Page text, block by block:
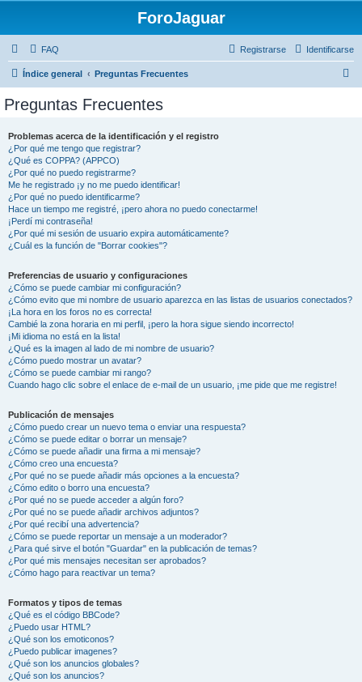
ForoJaguar
FAQ Identificarse
Registrarse
Índice general Preguntas Frecuentes
Preguntas Frecuentes
Problemas acerca de la identificación y el registro
¿Por qué me tengo que registrar?
¿Qué es COPPA? (APPCO)
¿Por qué no puedo registrarme?
Me he registrado ¡y no me puedo identificar!
¿Por qué no puedo identificarme?
Hace un tiempo me registré, ¡pero ahora no puedo conectarme!
¡Perdí mi contraseña!
¿Por qué mi sesión de usuario expira automáticamente?
¿Cuál es la función de "Borrar cookies"?
Preferencias de usuario y configuraciones
¿Cómo se puede cambiar mi configuración?
¿Cómo evito que mi nombre de usuario aparezca en las listas de usuarios conectados?
¡La hora en los foros no es correcta!
Cambié la zona horaria en mi perfil, ¡pero la hora sigue siendo incorrecto!
¡Mi idioma no está en la lista!
¿Qué es la imagen al lado de mi nombre de usuario?
¿Cómo puedo mostrar un avatar?
¿Cómo se puede cambiar mi rango?
Cuando hago clic sobre el enlace de e-mail de un usuario, ¡me pide que me registre!
Publicación de mensajes
¿Cómo puedo crear un nuevo tema o enviar una respuesta?
¿Cómo se puede editar o borrar un mensaje?
¿Cómo se puede añadir una firma a mi mensaje?
¿Cómo creo una encuesta?
¿Por qué no se puede añadir más opciones a la encuesta?
¿Cómo edito o borro una encuesta?
¿Por qué no se puede acceder a algún foro?
¿Por qué no se puede añadir archivos adjuntos?
¿Por qué recibí una advertencia?
¿Cómo se puede reportar un mensaje a un moderador?
¿Para qué sirve el botón "Guardar" en la publicación de temas?
¿Por qué mis mensajes necesitan ser aprobados?
¿Cómo hago para reactivar un tema?
Formatos y tipos de temas
¿Qué es el código BBCode?
¿Puedo usar HTML?
¿Qué son los emoticonos?
¿Puedo publicar imagenes?
¿Qué son los anuncios globales?
¿Qué son los anuncios?